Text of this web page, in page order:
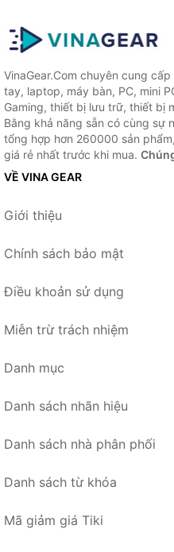
VinaGear.Com chuyên cung
tay, laptop, máy bàn, PC, mini
Gaming, thiết bị lưu trữ, thiết bị
Bằng khả năng sẵn có cùng sự
tổng hợp hơn 260000 sản
giá rẻ nhất trước khi mua.
VỀ VINA GEAR
Giới thiệu
Chính sách bảo mật
Điều khoản sử dụng
Miễn trừ trách nhiệm
Danh mục
Danh sách nhãn hiệu
Danh sách nhà phân phối
Danh sách từ khóa
Mã giảm giá Tiki